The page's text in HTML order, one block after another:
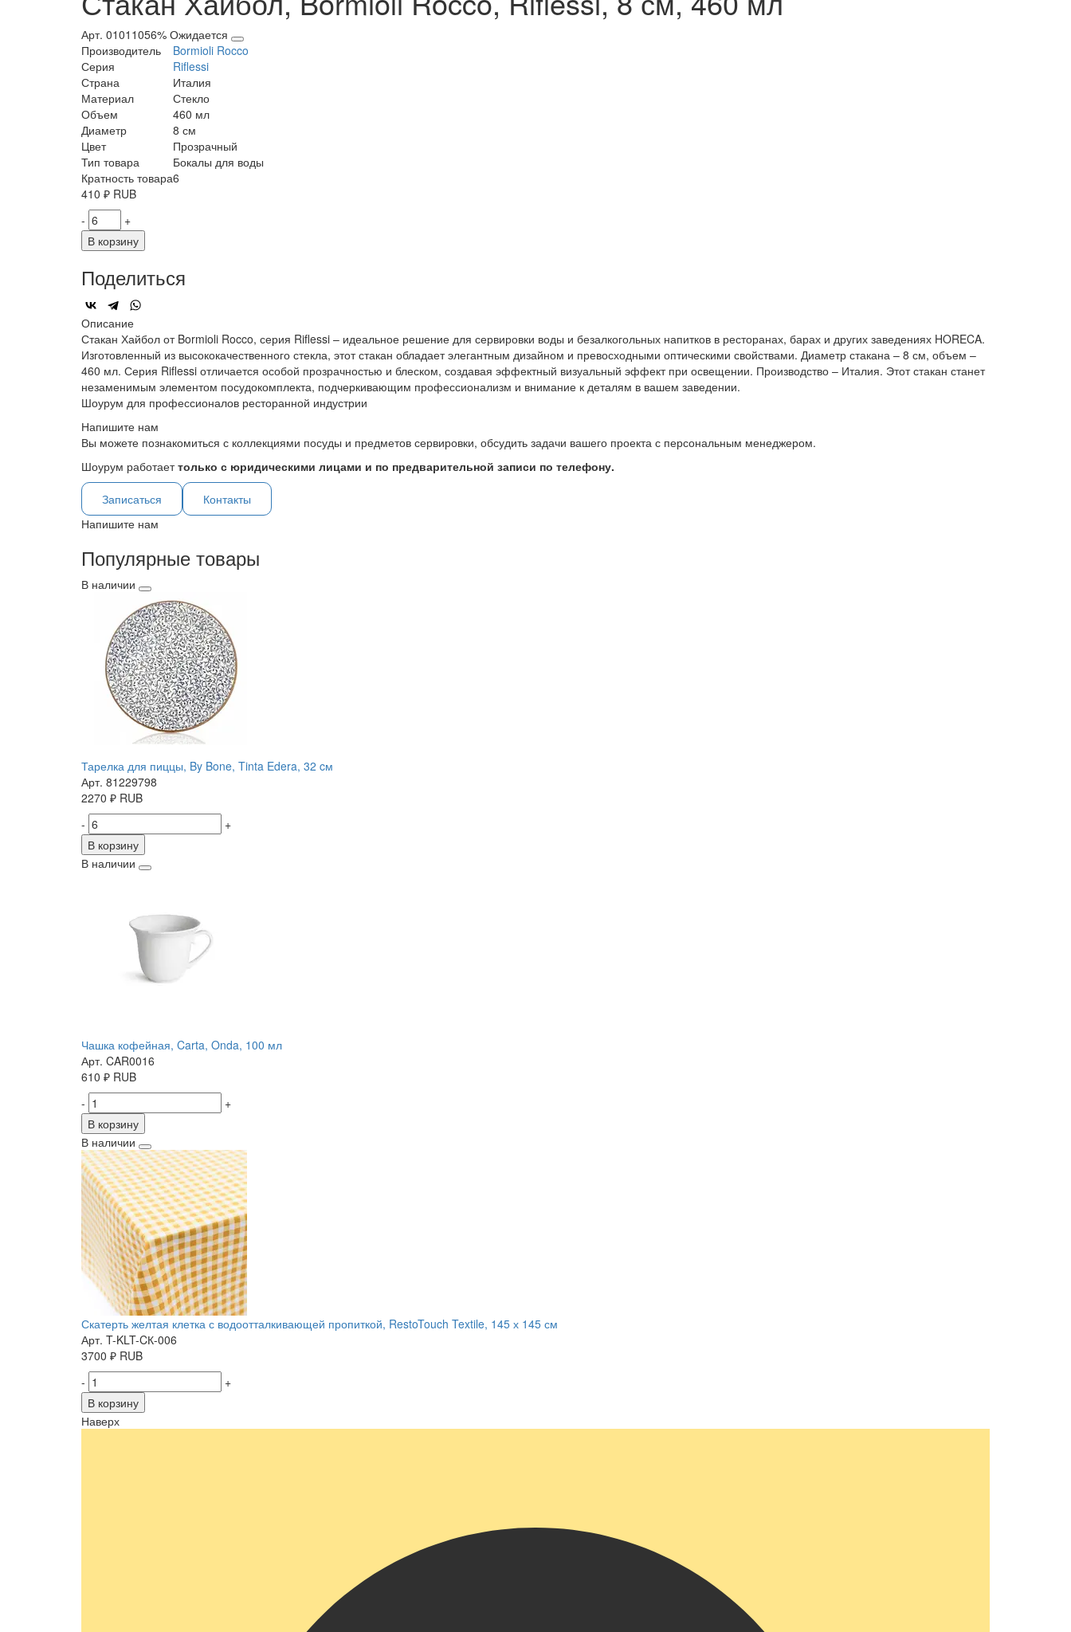
Арт. 01011056% Ожидается
Производитель
Bormioli Rocco
Серия
Riflessi
Страна
Италия
Материал
Стекло
Объем
460 мл
Диаметр
8 см
Цвет
Прозрачный
Тип товара
Бокалы для воды
Кратность товара6
410 ₽ RUB
-
+
В корзину
Поделиться
Описание
Стакан Хайбол от Bormioli Rocco, серия Riflessi – идеальное решение для сервировки воды и безалкогольных напитков в ресторанах, барах и других заведениях HORECA.
Изготовленный из высококачественного стекла, этот стакан обладает элегантным дизайном и превосходными оптическими свойствами. Диаметр стакана – 8 см, объем –
460 мл. Серия Riflessi отличается особой прозрачностью и блеском, создавая эффектный визуальный эффект при освещении. Производство – Италия. Этот стакан станет
незаменимым элементом посудокомплекта, подчеркивающим профессионализм и внимание к деталям в вашем заведении.
Шоурум для профессионалов ресторанной индустрии
Напишите нам
Вы можете познакомиться с коллекциями посуды и предметов сервировки, обсудить задачи вашего проекта с персональным менеджером.
Шоурум работаеттолько с юридическими лицами и по предварительной записи по телефону.
Записаться
Контакты
Напишите нам
Популярные товары
В наличии
Тарелка для пиццы, By Bone, Tinta Edera, 32 cм
Арт. 81229798
2270 ₽ RUB
-
+
В корзину
В наличии
Чашка кофейная, Carta, Onda, 100 мл
Арт. CAR0016
610 ₽ RUB
-
+
В корзину
В наличии
Скатерть желтая клетка с водоотталкивающей пропиткой, RestoTouch Textile, 145 х 145 см
Арт. T-KLT-CК-006
3700 ₽ RUB
-
+
В корзину
Наверх